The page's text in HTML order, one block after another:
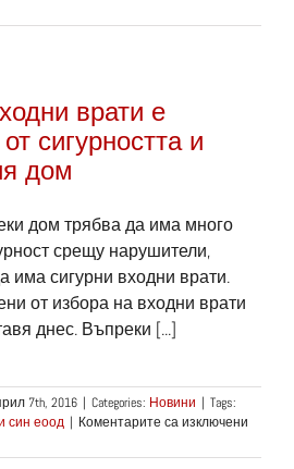
метални
основна
част
от
нашите
входни
врати е
сигурността и
дом
дом трябва да има много
срещу нарушители,
има сигурни входни врати.
от избора на входни врати
днес. Въпреки [...]
7th, 2016 | Categories: Новини | Tags:
син еоод | Коментарите са изключени
на